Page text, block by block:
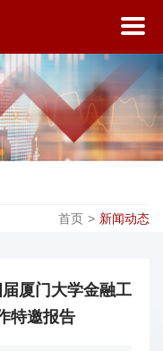
首页 > 新闻动态
厦门大学金融工
特邀报告